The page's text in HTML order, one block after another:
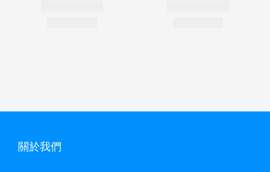
關於我們